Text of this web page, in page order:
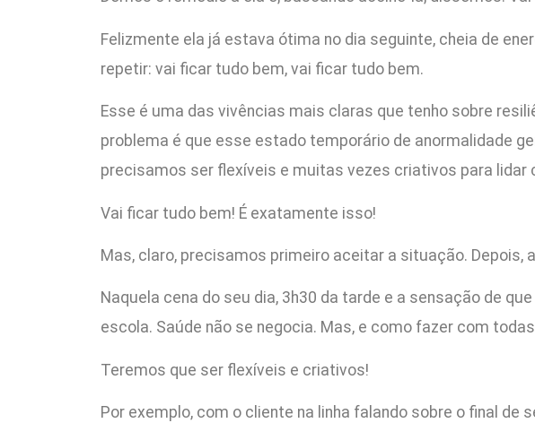
Felizmente ela já estava ótima no dia seguinte, cheia de
repetir: vai ficar tudo bem, vai ficar tudo bem.
Esse é uma das vivências mais claras que tenho sobre
problema é que esse estado temporário de anormalidade
precisamos ser flexíveis e muitas vezes criativos para
Vai ficar tudo bem! É exatamente isso!
Mas, claro, precisamos primeiro aceitar a situação.
Naquela cena do seu dia, 3h30 da tarde e a sensação de
escola. Saúde não se negocia. Mas, e como fazer com
Teremos que ser flexíveis e criativos!
Por exemplo, com o cliente na linha falando sobre o final